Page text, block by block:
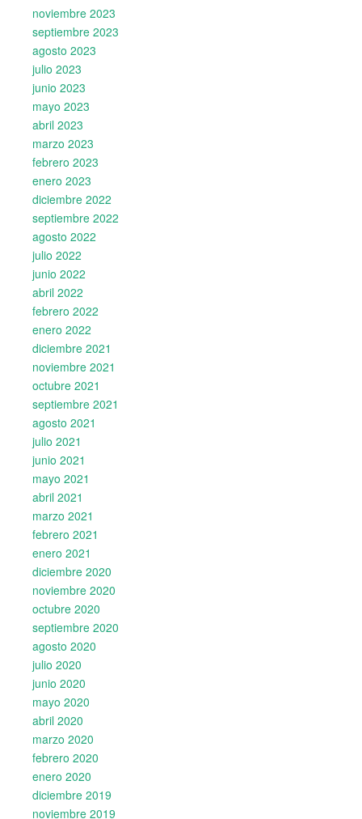
noviembre 2023
septiembre 2023
agosto 2023
julio 2023
junio 2023
mayo 2023
abril 2023
marzo 2023
febrero 2023
enero 2023
diciembre 2022
septiembre 2022
agosto 2022
julio 2022
junio 2022
abril 2022
febrero 2022
enero 2022
diciembre 2021
noviembre 2021
octubre 2021
septiembre 2021
agosto 2021
julio 2021
junio 2021
mayo 2021
abril 2021
marzo 2021
febrero 2021
enero 2021
diciembre 2020
noviembre 2020
octubre 2020
septiembre 2020
agosto 2020
julio 2020
junio 2020
mayo 2020
abril 2020
marzo 2020
febrero 2020
enero 2020
diciembre 2019
noviembre 2019